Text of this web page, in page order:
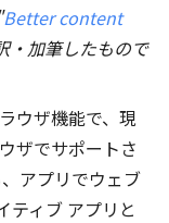
Better content
・加筆したもので
ウザ機能で、現
ザでサポートさ
アプリでウェブ
ティブ アプリと